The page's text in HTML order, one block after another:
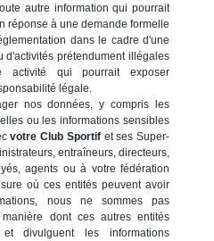
autre information qui pourrait
réponse à une demande formelle
dans le cadre d'une
d'activités prétendument illégales
qui pourrait exposer
légale.
nos données, y compris les
ou les informations sensibles
votre Club Sportifet ses Super-
entraîneurs, directeurs,
agents ou à votre fédération
où ces entités peuvent avoir
nous ne sommes pas
dont ces autres entités
divulguent les informations